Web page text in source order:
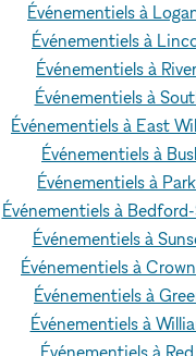
Événementiels à
Événementiels à
Événementiels à
Événementiels à
Événementiels à East
Événementiels à
Événementiels à
Événementiels à
Événementiels à
Événementiels à
Événementiels à
Événementiels à
Événementiels à